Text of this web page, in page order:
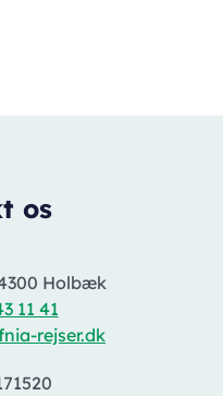
os
Holbæk
11 41
rejser.dk